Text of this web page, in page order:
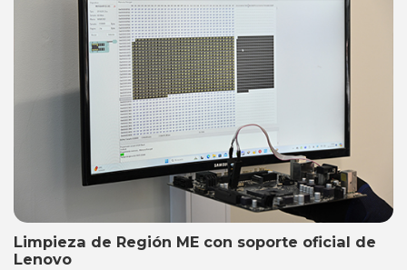
Limpieza de Región ME con soporte oficial de
Lenovo